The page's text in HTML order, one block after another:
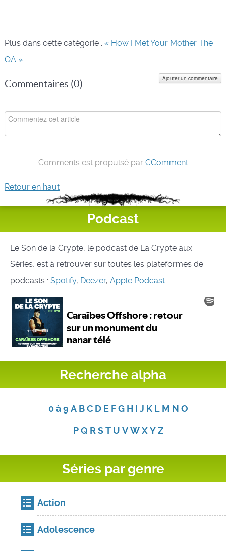
Plus dans cette catégorie : « How I Met Your Mother The
OA »
Commentaires (0)
Ajouter un commentaire
Comments est propulsé par CComment
Retour en haut
Podcast
Le Son de la Crypte, le podcast de La Crypte aux
Séries, est à retrouver sur toutes les plateformes de
podcasts : Spotify, Deezer, Apple Podcast...
Recherche alpha
0 à 9 A B C D E F G H I J K L M N O
P Q R S T U V W X Y Z
Séries par genre
Action
Adolescence